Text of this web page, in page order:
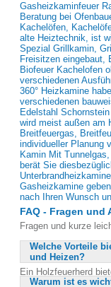
Gasheizkaminfeuer
Beratung bei
Kachelöfen,
alte Heiztechnik, ist
Spezial Grillkamin,
Freisitzen eingebaut,
Biofeuer Kachelofen
verschiedenen
360° Heizkamine
verschiedenen
Edelstahl
wird meist außen am
Breitfeuergas,
individueller Planung
Kamin Mit
berät Sie
Gasheizkamine
nach Ihren Wunsch
FAQ - Fragen und
Fragen und kurze
Welche Vorteile
und Heizen?
Ein Holzfeuerherd
als auch beim
Warum ist es